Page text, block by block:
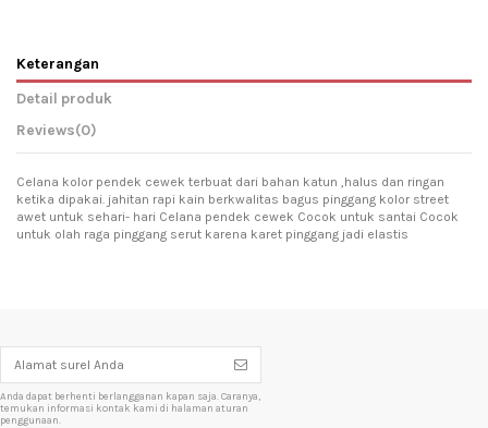
Keterangan
Detail produk
Reviews(0)
Celana kolor pendek cewek terbuat dari bahan katun ,halus dan ringan
ketika dipakai. jahitan rapi kain berkwalitas bagus pinggang kolor street
awet untuk sehari- hari Celana pendek cewek Cocok untuk santai Cocok
untuk olah raga pinggang serut karena karet pinggang jadi elastis
Anda dapat berhenti berlangganan kapan saja. Caranya,
temukan informasi kontak kami di halaman aturan
penggunaan.